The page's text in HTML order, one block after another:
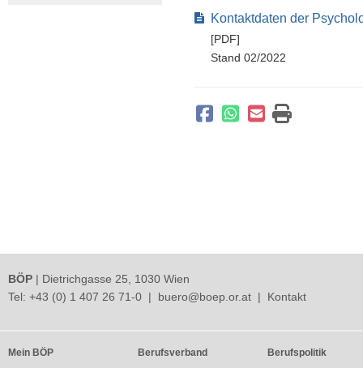
Kontaktdaten der
[PDF]
Stand 02/2022
BÖP | Dietrichgasse 25, 1030 Wien
Tel: +43 (0) 1 407 26 71-0 | buero@boep.or.at | Kontakt
Mein BÖP
Berufsverband
Berufspolitik